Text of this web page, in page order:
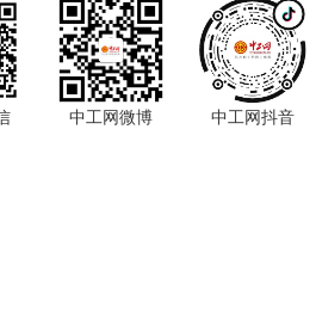
中工网微博 中工网抖音